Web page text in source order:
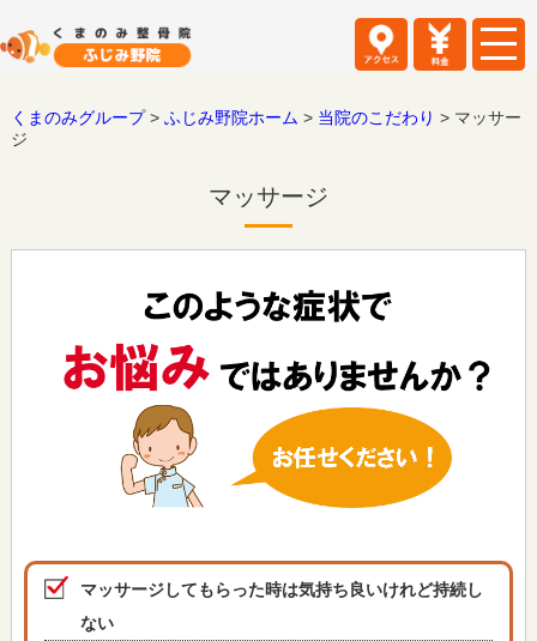
くまのみグループ> ふじみ野院ホーム > 当院のこだわり > マッサー
ジ
マッサージ
マッサージしてもらった時は気持ち良いけれど持続し
ない